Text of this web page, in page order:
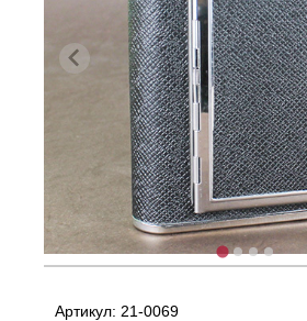
Артикул: 21-0069